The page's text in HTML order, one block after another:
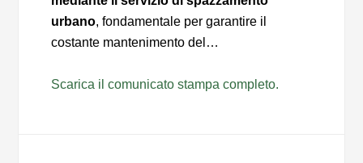
urbano, fondamentale per garantire il
costante mantenimento del…
Scarica il comunicato stampa completo.